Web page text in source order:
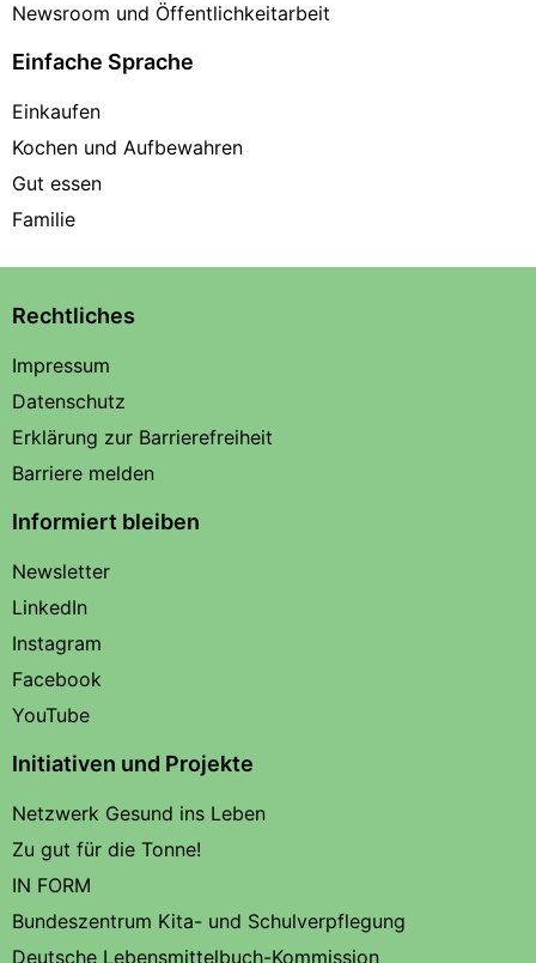
Newsroom und Öffentlichkeitarbeit
Einfache Sprache
Einkaufen
Kochen und Aufbewahren
Gut essen
Familie
Rechtliches
Impressum
Datenschutz
Erklärung zur Barrierefreiheit
Barriere melden
Informiert bleiben
Newsletter
LinkedIn
Instagram
Facebook
YouTube
Initiativen und Projekte
Netzwerk Gesund ins Leben
Zu gut für die Tonne!
IN FORM
Bundeszentrum Kita- und Schulverpflegung
Deutsche Lebensmittelbuch-Kommission